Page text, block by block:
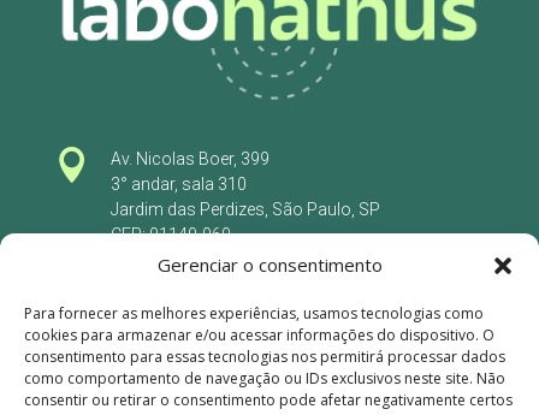
Gerenciar o consentimento
Para fornecer as melhores experiências, usamos tecnologias como
cookies para armazenar e/ou acessar informações do dispositivo. O
consentimento para essas tecnologias nos permitirá processar dados
como comportamento de navegação ou IDs exclusivos neste site. Não
consentir ou retirar o consentimento pode afetar negativamente certos

Av. Nicolas Boer, 399
3° andar, sala 310
Jardim das Perdizes, São Paulo, SP
CEP: 01140-060

São Paulo, SP
CEP: 02515-010
Fale Conosco